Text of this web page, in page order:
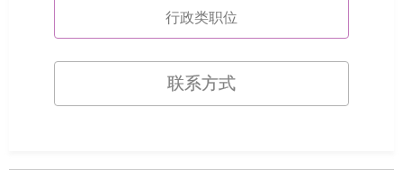
行政类职位
联系方式